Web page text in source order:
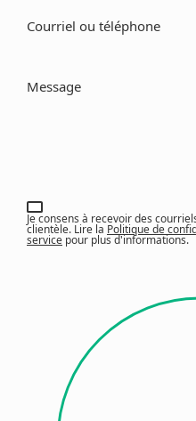
Courriel ou téléphone
Message
Je consens à recevoir des
clientèle. Lire la Politique de
service pour plus d'informations.